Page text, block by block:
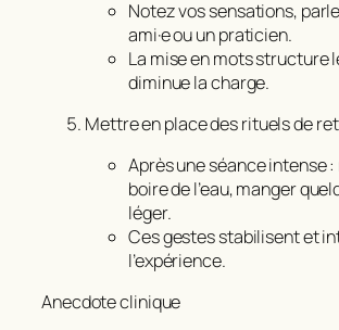
Notez vos sensations,
ami·e ou un praticien.
La mise en mots structure
diminue la charge.
Mettre en place des rituels de
Après une séance intense
boire de l’eau, manger
léger.
Ces gestes stabilisent et
l’expérience.
Anecdote clinique